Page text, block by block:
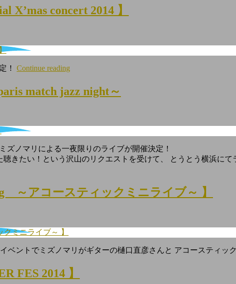
X’mas concert 2014 】
！ Continue reading
match jazz night～
ズノマリによる一夜限りのライブが開催決定！
きたい！という沢山のリクエストを受けて、 とうとう横浜に
～アコースティックミニライブ～ 】
ミニライブ～ 】
ベントでミズノマリがギターの樋口直彦さんと アコースティッ
FES 2014 】